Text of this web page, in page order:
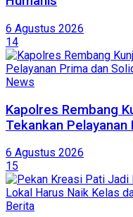
6 Agustus 2026
14
News
Kapolres Rembang
Tekankan
6 Agustus 2026
15
Berita